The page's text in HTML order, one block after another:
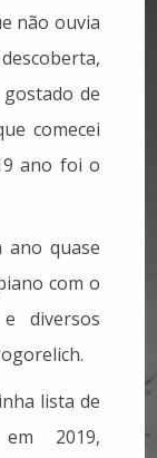
não ouvia
de
comecei
ano foi o
ano quase
com o
diversos
lista de
2019,